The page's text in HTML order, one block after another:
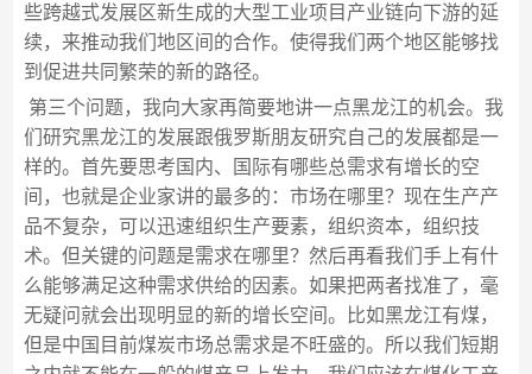
些跨越式发展区新生成的大型工业项目产业链向下游的延
续，来推动我们地区间的合作。使得我们两个地区能够找
到促进共同繁荣的新的路径。
第三个问题，我向大家再简要地讲一点黑龙江的机会。我
们研究黑龙江的发展跟俄罗斯朋友研究自己的发展都是一
样的。首先要思考国内、国际有哪些总需求有增长的空
间，也就是企业家讲的最多的：市场在哪里？现在生产产
品不复杂，可以迅速组织生产要素，组织资本，组织技
术。但关键的问题是需求在哪里？然后再看我们手上有什
么能够满足这种需求供给的因素。如果把两者找准了，毫
无疑问就会出现明显的新的增长空间。比如黑龙江有煤，
但是中国目前煤炭市场总需求是不旺盛的。所以我们短期